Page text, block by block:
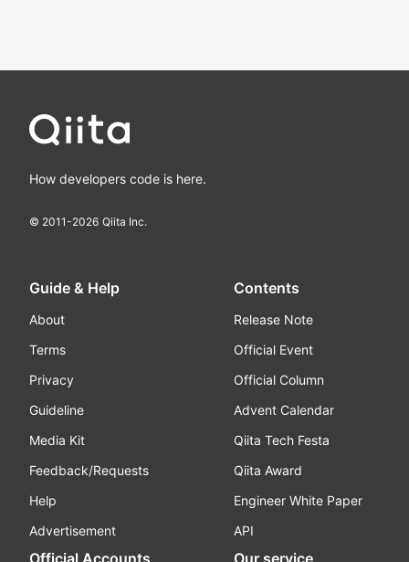
How developers code is here.
© 2011-2026 Qiita Inc.
Guide & Help
About
Terms
Privacy
Guideline
Media Kit
Feedback/Requests
Help
Advertisement
Contents
Release Note
Official Event
Official Column
Advent Calendar
Qiita Tech Festa
Qiita Award
Engineer White Paper
API
Official Accounts Our service